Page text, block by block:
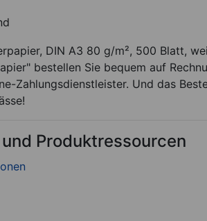
DIN A3 80 g/m², 500 Blatt,
bestellen Sie bequem auf
Zahlungsdienstleister. Und das
Produktressourcen